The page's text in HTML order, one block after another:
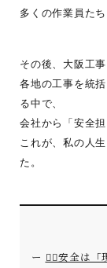
多くの作業員た
その後、大阪工
各地の工事を統
る中で、
会社から「安全
これが、私の人
た。
👷‍♂️安全は